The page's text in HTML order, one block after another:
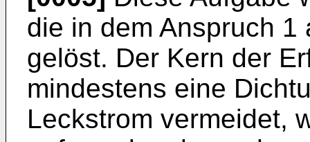
die in dem Anspruch
gelöst. Der Kern der
mindestens eine
Leckstrom vermeidet,